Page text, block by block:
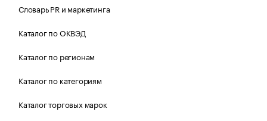
Словарь PR и маркетинга
Каталог по ОКВЭД
Каталог по регионам
Каталог по категориям
Каталог торговых марок